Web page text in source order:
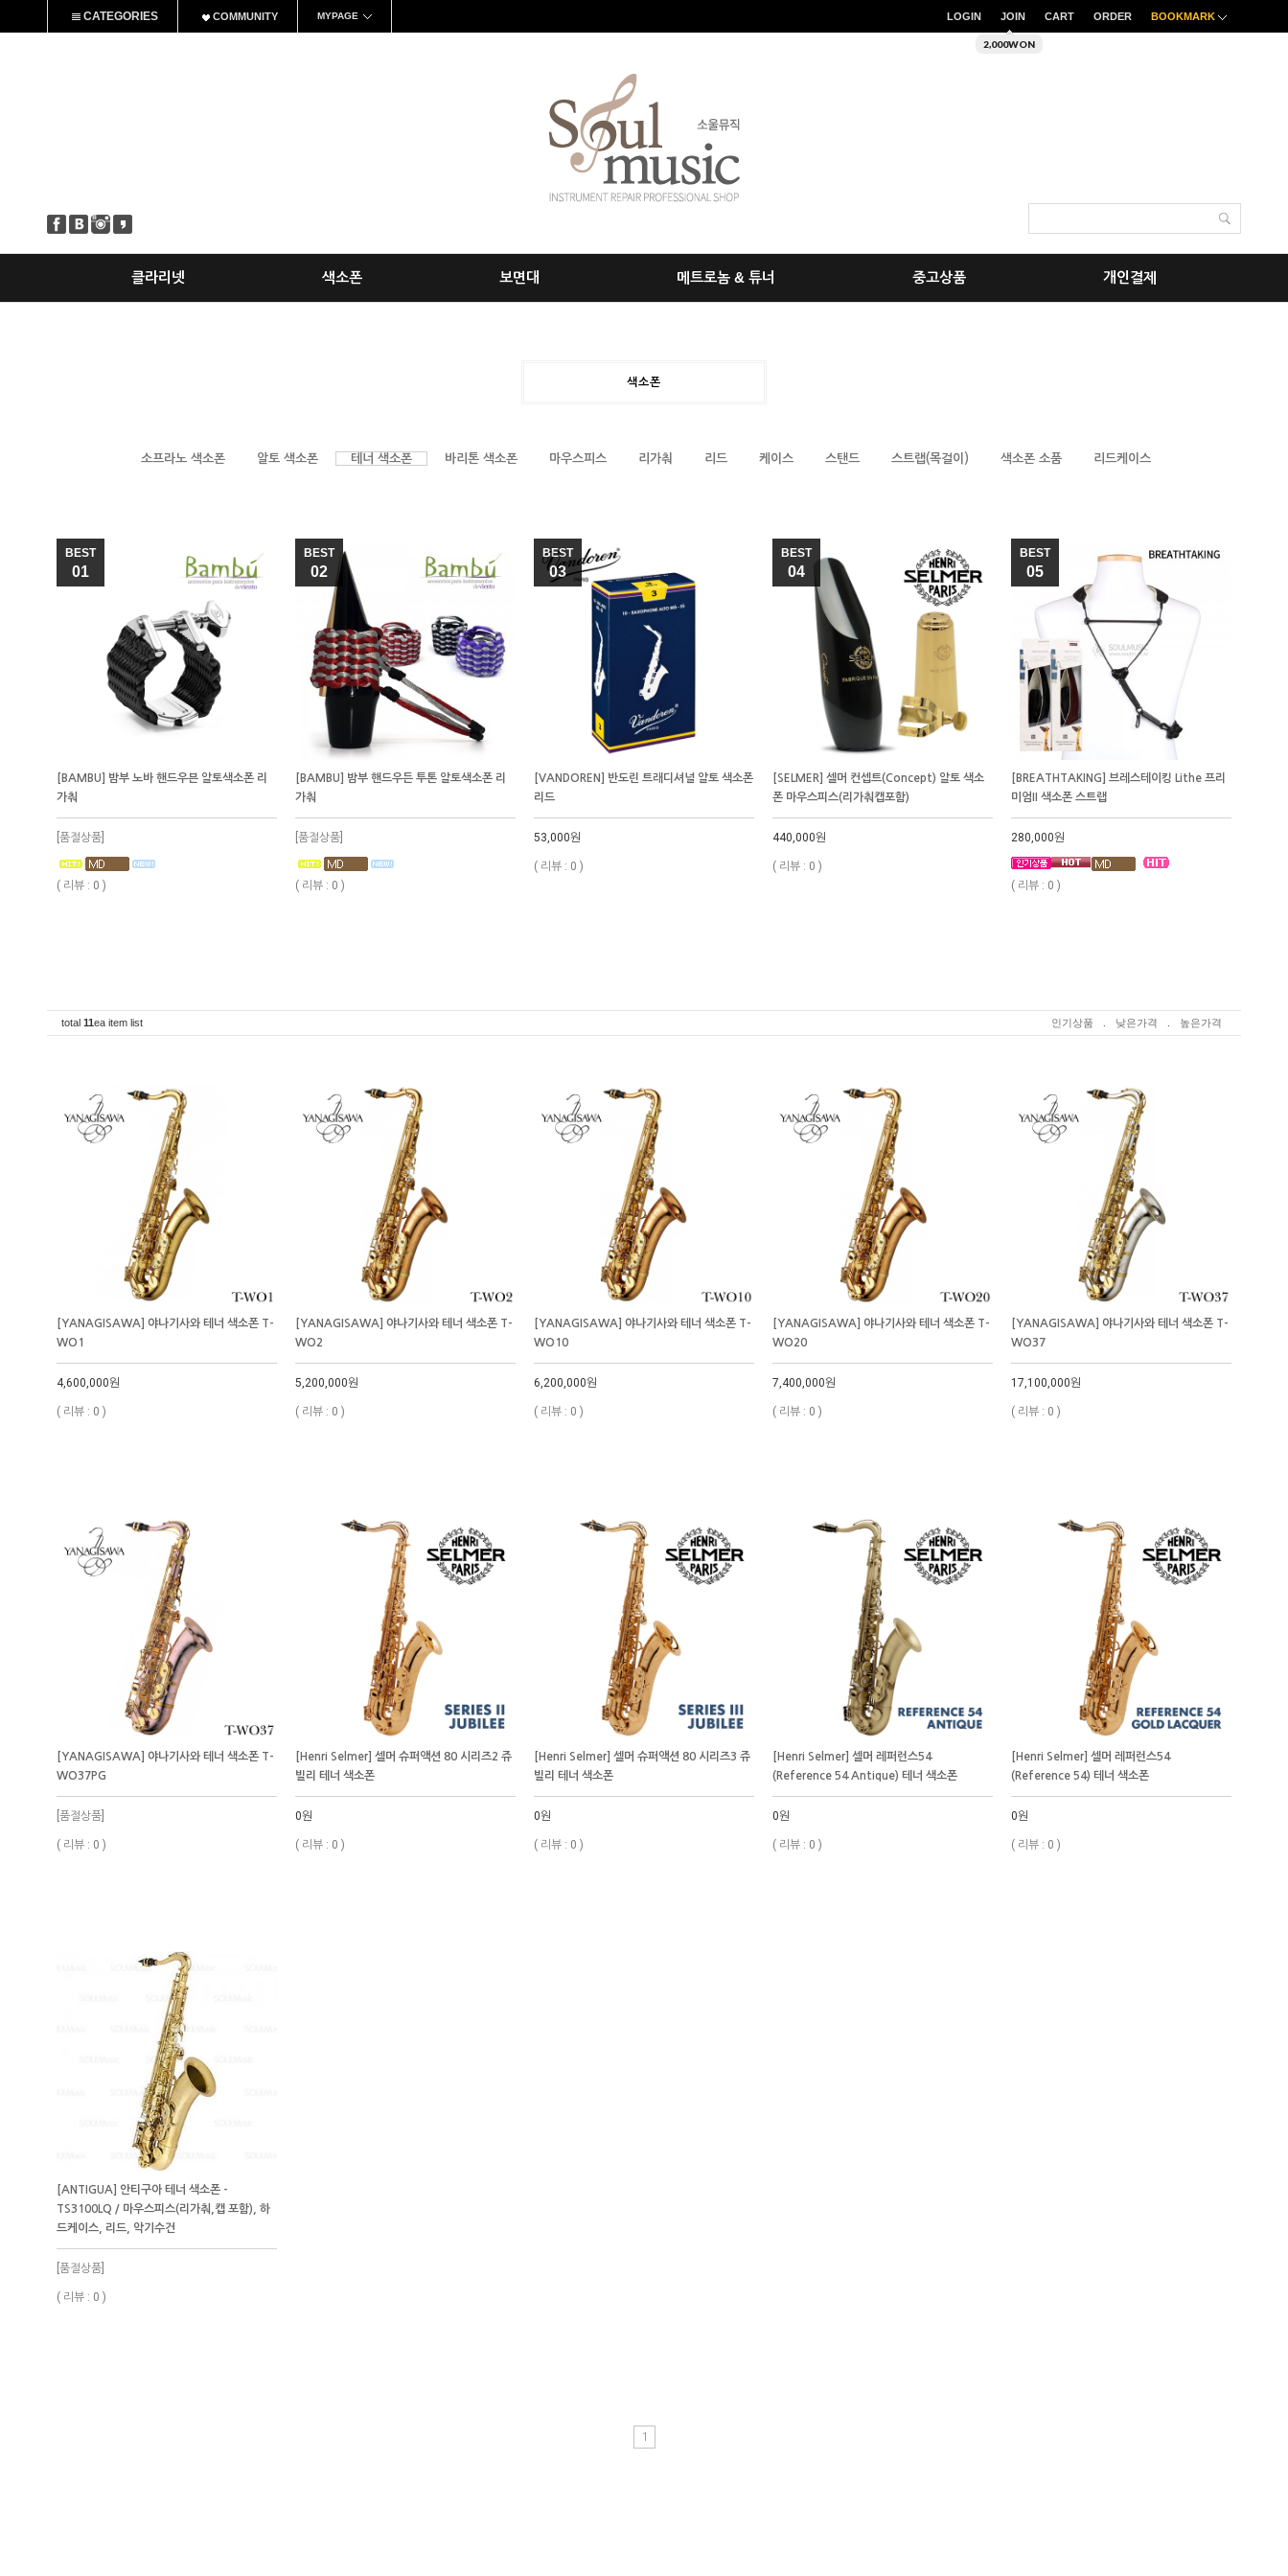
CATEGORIES COMMUNITY MYPAGE LOGIN JOIN
2,000WON
CART ORDER BOOKMARK
클라리넷 색소폰 보면대 메트로놈 & 튜너 중고상품 개인결제
색소폰
소프라노 색소폰 알토 색소폰 테너 색소폰 바리톤 색소폰 마우스피스 리가춰 리드 케이스 스탠드 스트랩(목걸이) 색소폰 소품 리드케이스
BEST
01
[BAMBU] 밤부 노바 핸드우븐 알토색소폰 리
가춰
[품절상품]
( 리뷰 : 0 )
BEST
02
[BAMBU] 밤부 핸드우든 투톤 알토색소폰 리
가춰
[품절상품]
( 리뷰 : 0 )
BEST
03
[VANDOREN] 반도린 트래디셔널 알토 색소폰
리드
53,000원
( 리뷰 : 0 )
BEST
04
[SELMER] 셀머 컨셉트(Concept) 알토 색소
폰 마우스피스(리가춰캡포함)
440,000원
( 리뷰 : 0 )
BEST
05
[BREATHTAKING] 브레스테이킹 Lithe 프리
미엄II 색소폰 스트랩
280,000원
( 리뷰 : 0 )
total 11ea item list 인기상품 낮은가격 높은가격
[YANAGISAWA] 야나기사와 테너 색소폰 T-
WO1
4,600,000원
( 리뷰 : 0 )
[YANAGISAWA] 야나기사와 테너 색소폰 T-
WO2
5,200,000원
( 리뷰 : 0 )
[YANAGISAWA] 야나기사와 테너 색소폰 T-
WO10
6,200,000원
( 리뷰 : 0 )
[YANAGISAWA] 야나기사와 테너 색소폰 T-
WO20
7,400,000원
( 리뷰 : 0 )
[YANAGISAWA] 야나기사와 테너 색소폰 T-
WO37
17,100,000원
( 리뷰 : 0 )
[YANAGISAWA] 야나기사와 테너 색소폰 T-
WO37PG
[품절상품]
( 리뷰 : 0 )
[Henri Selmer] 셀머 슈퍼액션 80 시리즈2 쥬
빌리 테너 색소폰
0원
( 리뷰 : 0 )
[Henri Selmer] 셀머 슈퍼액션 80 시리즈3 쥬
빌리 테너 색소폰
0원
( 리뷰 : 0 )
[Henri Selmer] 셀머 레퍼런스54
(Reference 54 Antique) 테너 색소폰
0원
( 리뷰 : 0 )
[Henri Selmer] 셀머 레퍼런스54
(Reference 54) 테너 색소폰
0원
( 리뷰 : 0 )
[ANTIGUA] 안티구아 테너 색소폰 -
TS3100LQ / 마우스피스(리가춰,캡 포함), 하
드케이스, 리드, 악기수건
[품절상품]
( 리뷰 : 0 )
1